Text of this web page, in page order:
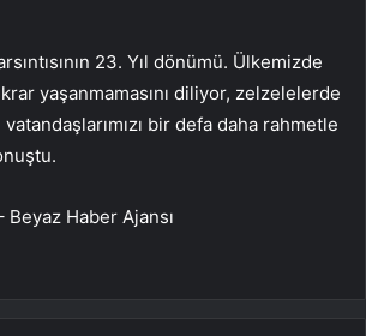
23. Yıl dönümü. Ülkemizde
yaşanmamasını diliyor, zelzelelerde
vatandaşlarımızı bir defa daha rahmetle
Beyaz Haber Ajansı